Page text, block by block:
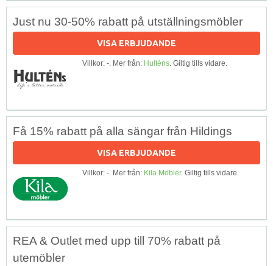
Just nu 30-50% rabatt på utställningsmöbler
VISA ERBJUDANDE
Villkor: -. Mer från: Hulténs. Giltig tills vidare.
Få 15% rabatt på alla sängar från Hildings
VISA ERBJUDANDE
Villkor: -. Mer från: Kila Möbler. Giltig tills vidare.
REA & Outlet med upp till 70% rabatt på
utemöbler